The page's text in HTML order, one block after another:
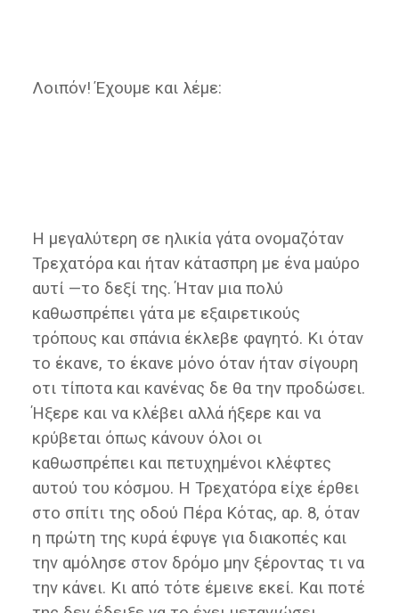
Λοιπόν! Έχουμε και λέμε:
Η μεγαλύτερη σε ηλικία γάτα ονομαζόταν
Τρεχατόρα και ήταν κάτασπρη με ένα μαύρο
αυτί —το δεξί της. Ήταν μια πολύ
καθωσπρέπει γάτα με εξαιρετικούς
τρόπους και σπάνια έκλεβε φαγητό. Κι όταν
το έκανε, το έκανε μόνο όταν ήταν σίγουρη
οτι τίποτα και κανένας δε θα την προδώσει.
Ήξερε και να κλέβει αλλά ήξερε και να
κρύβεται όπως κάνουν όλοι οι
καθωσπρέπει και πετυχημένοι κλέφτες
αυτού του κόσμου. Η Τρεχατόρα είχε έρθει
στο σπίτι της οδού Πέρα Κότας, αρ. 8, όταν
η πρώτη της κυρά έφυγε για διακοπές και
την αμόλησε στον δρόμο μην ξέροντας τι να
την κάνει. Κι από τότε έμεινε εκεί. Και ποτέ